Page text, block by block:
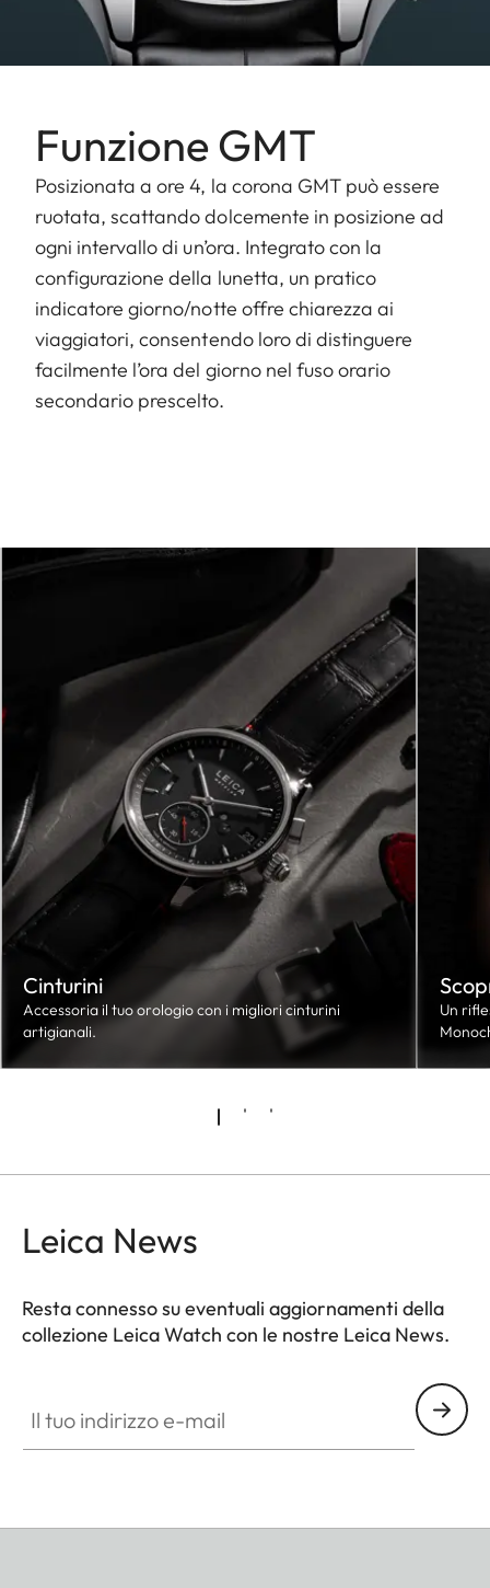
Funzione GMT
Posizionata a ore 4, la corona GMT può essere
ruotata, scattando dolcemente in posizione ad
ogni intervallo di un’ora. Integrato con la
configurazione della lunetta, un pratico
indicatore giorno/notte offre chiarezza ai
viaggiatori, consentendo loro di distinguere
facilmente l’ora del giorno nel fuso orario
secondario prescelto.
Cinturini
Accessoria il tuo orologio con i migliori cinturini
artigianali.
Un
Leica News
Resta connesso su eventuali aggiornamenti della
collezione Leica Watch con le nostre Leica News.